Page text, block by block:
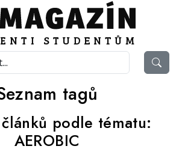
tagů
podle tématu:
AEROBIC